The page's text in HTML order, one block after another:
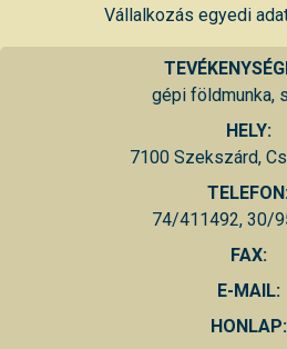
Vállalkozás egyedi
gépi földmunka,
HELY:
7100 Szekszárd,
74/411492, 30/
FAX:
E-MAIL:
HONLAP: